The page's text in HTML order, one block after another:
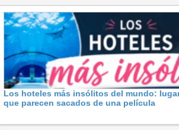
Los hoteles más insólitos del mundo:
que parecen sacados de una película